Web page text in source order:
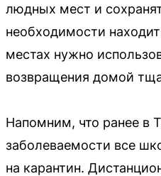
людных мест и
необходимости
местах нужно
возвращения домой
Напомним, что ранее в
заболеваемости все
на карантин.